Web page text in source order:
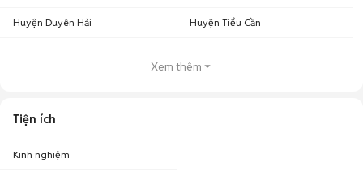
Huyện Duyên Hải Huyện Tiểu Cần
Xem thêm
Tiện ích
Kinh nghiệm